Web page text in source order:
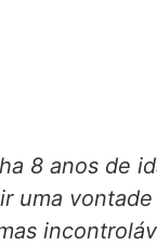
8 anos de
uma